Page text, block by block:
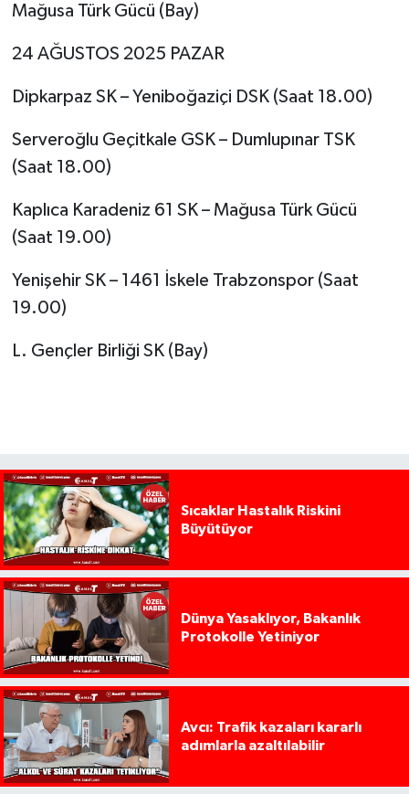
Mağusa Türk Gücü (Bay)
24 AĞUSTOS 2025 PAZAR
Dipkarpaz SK – Yeniboğaziçi DSK (Saat 18.00)
Serveroğlu Geçitkale GSK – Dumlupınar TSK
(Saat 18.00)
Kaplıca Karadeniz 61 SK – Mağusa Türk Gücü
(Saat 19.00)
Yenişehir SK – 1461 İskele Trabzonspor (Saat
19.00)
L. Gençler Birliği SK (Bay)
Sıcaklar Hastalık Riskini
Büyütüyor
Dünya Yasaklıyor, Bakanlık
Protokolle Yetiniyor
Avcı: Trafik kazaları kararlı
adımlarla azaltılabilir